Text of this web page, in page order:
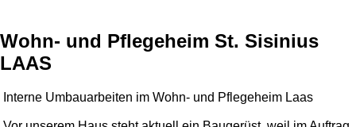
Wohn- und Pflegeheim St. Sisinius
LAAS
Interne Umbauarbeiten im Wohn- und Pflegeheim Laas